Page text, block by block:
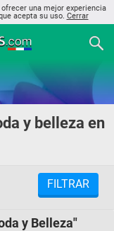
una mejor experiencia
acepta su uso. Cerrar
y belleza en
FILTRAR
y Belleza"